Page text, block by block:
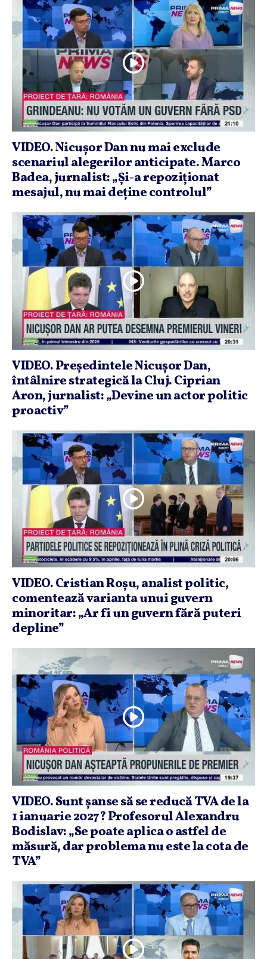
VIDEO. Nicuşor Dan nu mai exclude
scenariul alegerilor anticipate. Marco
Badea, jurnalist: „Şi-a repoziţionat
mesajul, nu mai deţine controlul”
VIDEO. Preşedintele Nicuşor Dan,
întâlnire strategică la Cluj. Ciprian
Aron, jurnalist: „Devine un actor politic
proactiv”
VIDEO. Cristian Roşu, analist politic,
comentează varianta unui guvern
minoritar: „Ar fi un guvern fără puteri
depline”
VIDEO. Sunt şanse să se reducă TVA de la
1 ianuarie 2027? Profesorul Alexandru
Bodislav: „Se poate aplica o astfel de
măsură, dar problema nu este la cota de
TVA”